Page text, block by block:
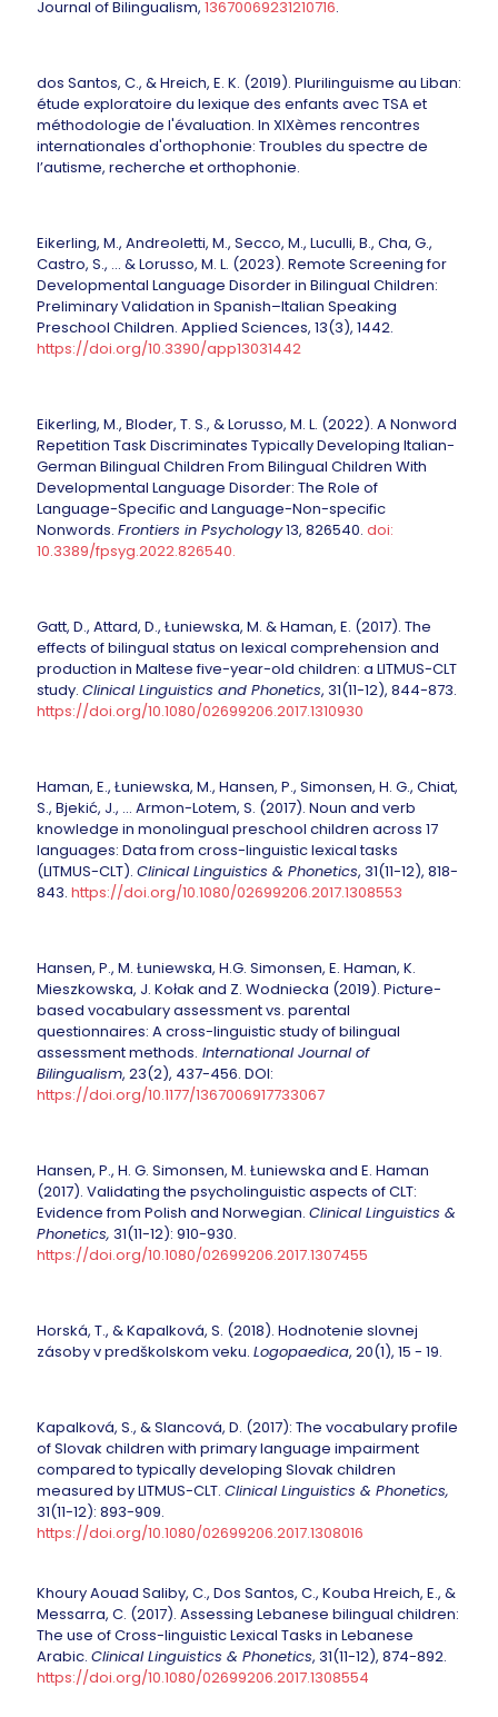
Journal of Bilingualism, 13670069231210716.
dos Santos, C., & Hreich, E. K. (2019). Plurilinguisme au Liban:
étude exploratoire du lexique des enfants avec TSA et
méthodologie de l'évaluation. In XIXèmes rencontres
internationales d'orthophonie: Troubles du spectre de
l’autisme, recherche et orthophonie.
Eikerling, M., Andreoletti, M., Secco, M., Luculli, B., Cha, G.,
Castro, S., ... & Lorusso, M. L. (2023). Remote Screening for
Developmental Language Disorder in Bilingual Children:
Preliminary Validation in Spanish–Italian Speaking
Preschool Children. Applied Sciences, 13(3), 1442.
https://doi.org/10.3390/app13031442
Eikerling, M., Bloder, T. S., & Lorusso, M. L. (2022). A Nonword
Repetition Task Discriminates Typically Developing Italian-
German Bilingual Children From Bilingual Children With
Developmental Language Disorder: The Role of
Language-Specific and Language-Non-specific
Nonwords. Frontiers in Psychology13, 826540. doi:
10.3389/fpsyg.2022.826540.
Gatt, D., Attard, D., Łuniewska, M. & Haman, E. (2017). The
effects of bilingual status on lexical comprehension and
production in Maltese five-year-old children: a LITMUS-CLT
study. Clinical Linguistics and Phonetics, 31(11-12), 844-873.
https://doi.org/10.1080/02699206.2017.1310930
Haman, E., Łuniewska, M., Hansen, P., Simonsen, H. G., Chiat,
S., Bjekić, J., … Armon-Lotem, S. (2017). Noun and verb
knowledge in monolingual preschool children across 17
languages: Data from cross-linguistic lexical tasks
(LITMUS-CLT). Clinical Linguistics & Phonetics, 31(11-12), 818-
843. https://doi.org/10.1080/02699206.2017.1308553
Hansen, P., M. Łuniewska, H.G. Simonsen, E. Haman, K.
Mieszkowska, J. Kołak and Z. Wodniecka (2019). Picture-
based vocabulary assessment vs. parental
questionnaires: A cross-linguistic study of bilingual
assessment methods. International Journal of
Bilingualism, 23(2), 437-456. DOI:
https://doi.org/10.1177/1367006917733067
Hansen, P., H. G. Simonsen, M. Łuniewska and E. Haman
(2017). Validating the psycholinguistic aspects of CLT:
Evidence from Polish and Norwegian. Clinical Linguistics &
Phonetics, 31(11-12): 910-930.
https://doi.org/10.1080/02699206.2017.1307455
Horská, T., & Kapalková, S. (2018). Hodnotenie slovnej
zásoby v predškolskom veku. Logopaedica, 20(1), 15 - 19.
Kapalková, S., & Slancová, D. (2017): The vocabulary profile
of Slovak children with primary language impairment
compared to typically developing Slovak children
measured by LITMUS-CLT. Clinical Linguistics & Phonetics,
31(11-12): 893-909.
https://doi.org/10.1080/02699206.2017.1308016
Khoury Aouad Saliby, C., Dos Santos, C., Kouba Hreich, E., &
Messarra, C. (2017). Assessing Lebanese bilingual children:
The use of Cross-linguistic Lexical Tasks in Lebanese
Arabic. Clinical Linguistics & Phonetics, 31(11-12), 874-892.
https://doi.org/10.1080/02699206.2017.1308554